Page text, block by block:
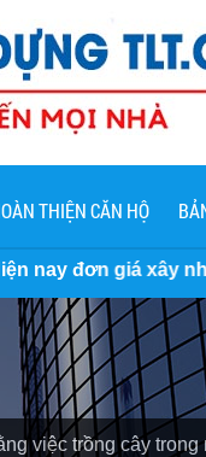
THIỆN CĂN HỘ
nhà 2026 của
việc trồng cây trong